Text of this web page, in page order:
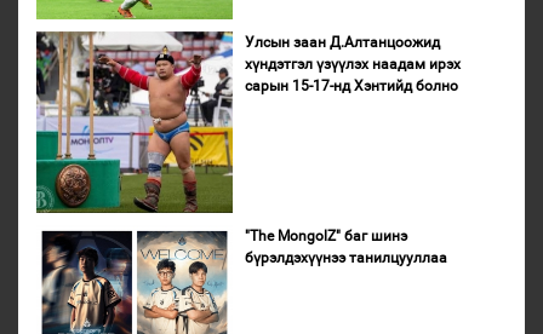
Улсын заан Д.Алтанцоожид
хүндэтгэл үзүүлэх наадам ирэх
сарын 15-17-нд Хэнтийд болно
"The MongolZ" баг шинэ
бүрэлдэхүүнээ танилцууллаа